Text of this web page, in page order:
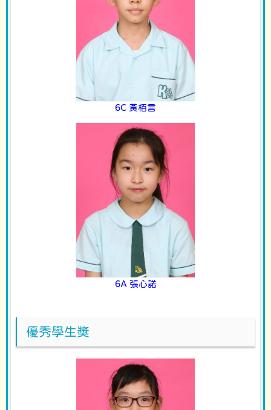
6C 黃栢言
6A 張心諾
優秀學生獎